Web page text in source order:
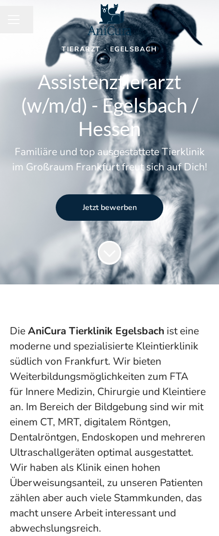
KARRIEREMENÜ
Seite teilen
TIERARZT · EGELSBACH
Assistenztierarzt
(w/m/d) - Egelsbach /
Hessen
Familiäre und top ausgestattete Tierklinik
im Großraum Frankfurt freut sich auf Dich!
Jetzt bewerben
DieAniCura Tierklinik Egelsbach ist eine
moderne und spezialisierte Kleintierklinik
südlich von Frankfurt. Wir bieten
Weiterbildungsmöglichkeiten zum FTA
für Innere Medizin, Chirurgie und Kleintiere
an. Im Bereich der Bildgebung sind wir mit
einem CT, MRT, digitalem Röntgen,
Dentalröntgen, Endoskopen und mehreren
Ultraschallgeräten optimal ausgestattet.
Wir haben als Klinik einen hohen
Überweisungsanteil, zu unseren Patienten
zählen aber auch viele Stammkunden, das
macht unsere Arbeit interessant und
abwechslungsreich.